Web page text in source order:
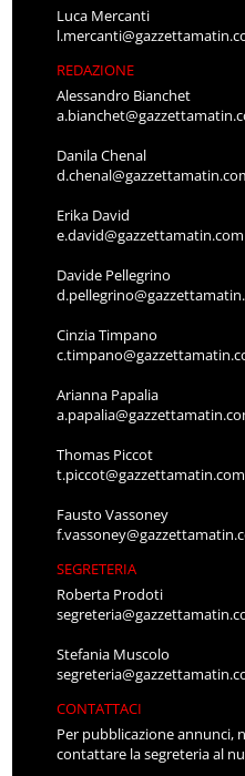
Luca Mercanti
REDAZIONE
Alessandro Bianchet
Danila Chenal
Erika David
e.david@gazzettamatin.com
Davide Pellegrino
Cinzia Timpano
Arianna Papalia
Thomas Piccot
t.piccot@gazzettamatin.com
Fausto Vassoney
SEGRETERIA
Roberta Prodoti
Stefania Muscolo
CONTATTACI
Per pubblicazione annunci,
contattare la segreteria al